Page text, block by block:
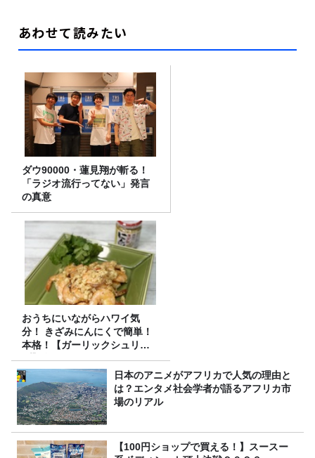
あわせて読みたい
ダウ90000・蓮見翔が斬る！
「ラジオ流行ってない」発言
の真意
おうちにいながらハワイ気
分！ きざみにんにくで簡単！
本格！【ガーリックシュリン
プ】 桃屋のかんたんレシピ
日本のアニメがアフリカで人気の理由と
は？エンタメ社会学者が語るアフリカ市
場のリアル
【100円ショップで買える！】スースー